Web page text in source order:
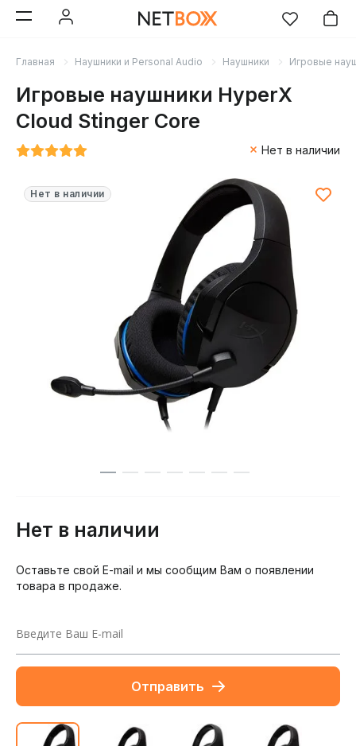
Главная Наушники и Personal Audio Наушники Игровые
Игровые наушники HyperX
Cloud Stinger Core
Нет в наличии
Нет в наличии
Нет в наличии
Оставьте свой E-mail и мы сообщим Вам о появлении
товара в продаже.
Отправить